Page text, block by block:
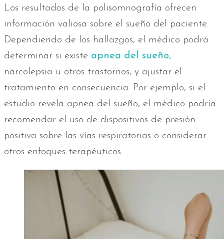
Los resultados de la polisomnografía ofrecen
información valiosa sobre el sueño del paciente.
Dependiendo de los hallazgos, el médico podrá
determinar si existe apnea del sueño,
narcolepsia u otros trastornos, y ajustar el
tratamiento en consecuencia. Por ejemplo, si el
estudio revela apnea del sueño, el médico podría
recomendar el uso de dispositivos de presión
positiva sobre las vías respiratorias o considerar
otros enfoques terapéuticos.